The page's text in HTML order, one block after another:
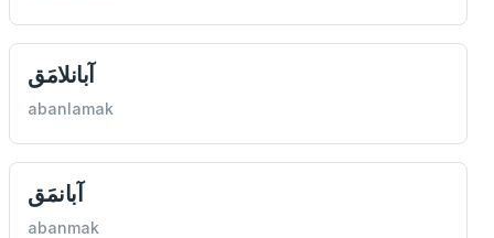
آبانلامَق
abanlamak
آبانمَق
abanmak